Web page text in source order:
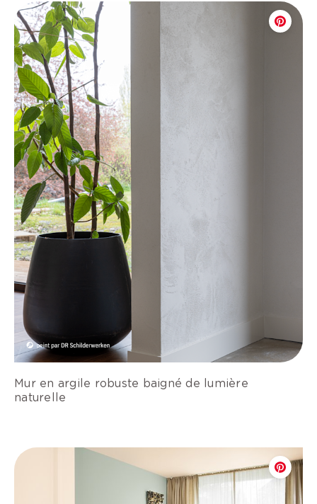
Mur en argile robuste baigné de lumière
naturelle